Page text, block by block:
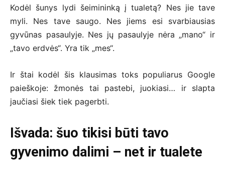
Kodėl šunys lydi šeimininką į tualetą? Nes jie tave
myli. Nes tave saugo. Nes jiems esi svarbiausias
gyvūnas pasaulyje. Nes jų pasaulyje nėra „mano“ ir
„tavo erdvės“. Yra tik „mes“.
Ir štai kodėl šis klausimas toks populiarus Google
paieškoje: žmonės tai pastebi, juokiasi… ir slapta
jaučiasi šiek tiek pagerbti.
Išvada: šuo tikisi būti tavo
gyvenimo dalimi – net ir tualete